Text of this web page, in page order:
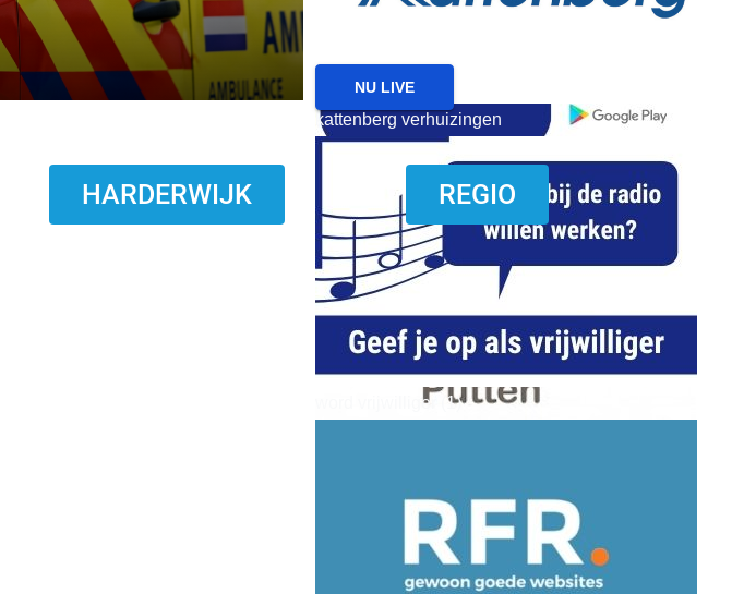
Ermelo
kattenberg verhuizingen
word vrijwilliger (1)
NU LIVE
HARDERWIJK REGIO